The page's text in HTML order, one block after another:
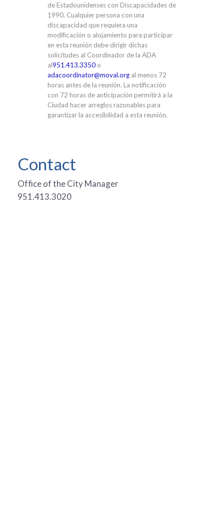
de Estadounidenses con Discapacidades de
1990. Cualquier persona con una
discapacidad que requiera una
modificación o alojamiento para participar
en esta reunión debe dirigir dichas
solicitudes al Coordinador de la ADA
al951.413.3350 o
adacoordinator@moval.org al menos 72
horas antes de la reunión. La notificación
con 72 horas de anticipación permitirá a la
Ciudad hacer arreglos razonables para
garantizar la accesibilidad a esta reunión.
Contact
Office of the City Manager
951.413.3020